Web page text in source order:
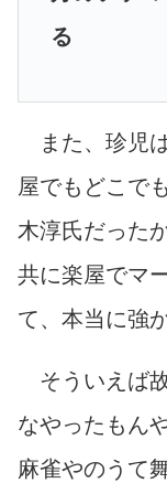
る
また、珍児
屋でもどこで
木淳氏だった
共に楽屋でマ
て、本当に強
そういえば
なやったもん
麻雀やのうて